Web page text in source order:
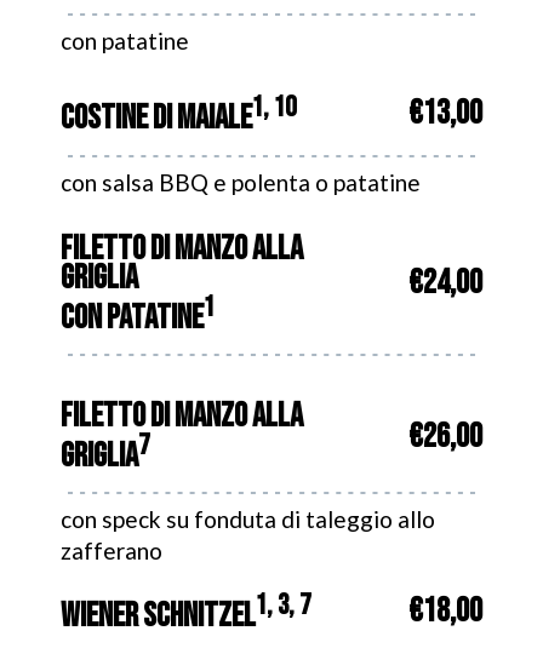
con patatine
COSTINE DI MAIALE1, 10 €13,00
con salsa BBQ e polenta o patatine
FILETTO DI MANZO ALLA
GRIGLIA
CON PATATINE1
€24,00
FILETTO DI MANZO ALLA
GRIGLIA7 €26,00
con speck su fonduta di taleggio allo
zafferano
WIENER SCHNITZEL1, 3, 7 €18,00